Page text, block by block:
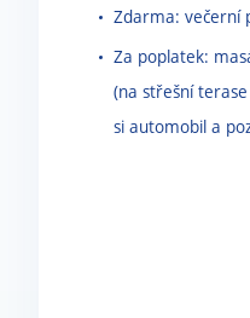
Zdarma: večerní
Za poplatek:
(na střešní
si automobil a